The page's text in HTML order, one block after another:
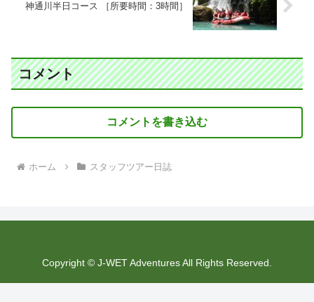
神通川半日コース ［所要時間：3時間］
コメント
コメントを書き込む
ホーム スタッフツアー日誌
Copyright © J-WET Adventures All Rights Reserved.